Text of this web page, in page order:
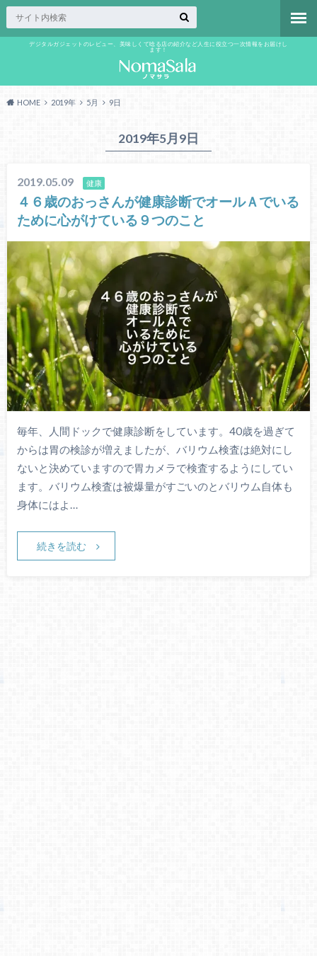
デジタルガジェットのレビュー、美味しくて唸る店の紹介など人生に役立つ一次情報をお届けし
ます！
HOME 2019年 5月 9日
2019年5月9日
2019.05.09 健康
４６歳のおっさんが健康診断でオールＡでいる
ために心がけている９つのこと
毎年、人間ドックで健康診断をしています。40歳を過ぎて
からは胃の検診が増えましたが、バリウム検査は絶対にし
ないと決めていますので胃カメラで検査するようにしてい
ます。バリウム検査は被爆量がすごいのとバリウム自体も
身体にはよ…
続きを読む